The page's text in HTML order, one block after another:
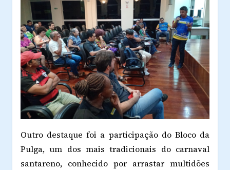
Outro destaque foi a participação do Bloco da
Pulga, um dos mais tradicionais do carnaval
santareno, conhecido por arrastar multidões